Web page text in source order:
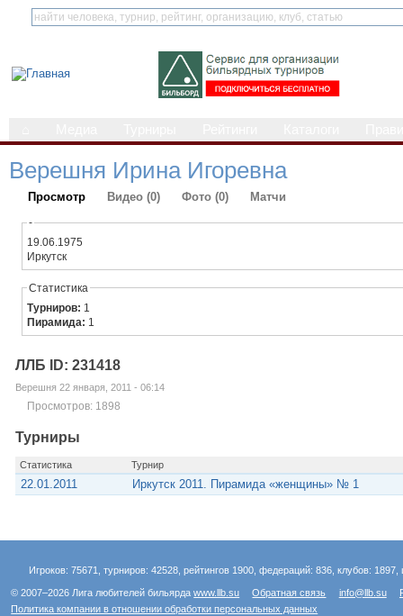
Верешня Ирина Игоревна
Просмотр Видео (0) Фото (0) Матчи
-
19.06.1975
Иркутск
Статистика
Турниров: 1
Пирамида: 1
ЛЛБ ID: 231418
Верешня 22 января, 2011 - 06:14
Просмотров: 1898
Турниры
Статистика Турнир
22.01.2011 Иркутск 2011. Пирамида «женщины» № 1
Игроков: 75671, турниров: 42528, рейтингов 1900, федераций: 836, клубов:
© 2007–2026 Лига любителей бильярдаwww.llb.su Обратная связь info@llb.su
Политика компании в отношении обработки персональных данных